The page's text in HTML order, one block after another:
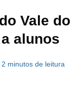
Vale do
alunos
2 minutos de leitura